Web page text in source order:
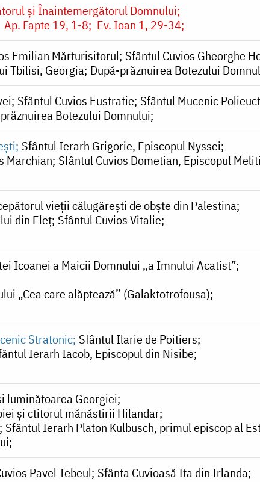
și Înaintemergătorul Domnului
Ap. Fapte 19, 1-8 Ev. Ioan 1, 29-34
Emilian Mărturisitorul Sfântul Cuvios Gheorghe
Tbilisi, Georgia După-prăznuirea Botezului
Sfântul Cuvios Eustratie Sfântul Mucenic Polieuct
Botezului Domnului
Sfântul Ierarh Grigorie, Episcopul Nyssei
Marchian Sfântul Cuvios Dometian, Episcopul
vieții călugărești de obște din Palestina
din Eleț Sfântul Cuvios Vitalie
Icoanei a Maicii Domnului „a Imnului Acatist”
„Cea care alăptează” (Galaktotrofousa)
Stratonic Sfântul Ilarie de Poitiers
Ierarh Iacob, Episcopul din Nisibe
luminătoarea Georgiei
și ctitorul mănăstirii Hilandar
Sfântul Ierarh Platon Kulbusch, primul episcop al
Pavel Tebeul Sfânta Cuvioasă Ita din Irlanda